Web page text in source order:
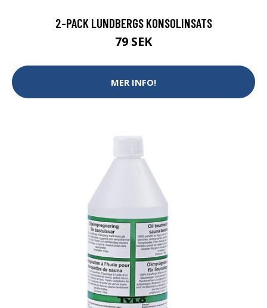
2-PACK LUNDBERGS KONSOLINSATS
79 SEK
MER INFO!